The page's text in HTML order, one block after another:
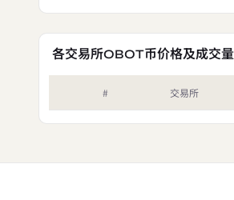
各交易所OBOT币价格及成交量
# 交易所